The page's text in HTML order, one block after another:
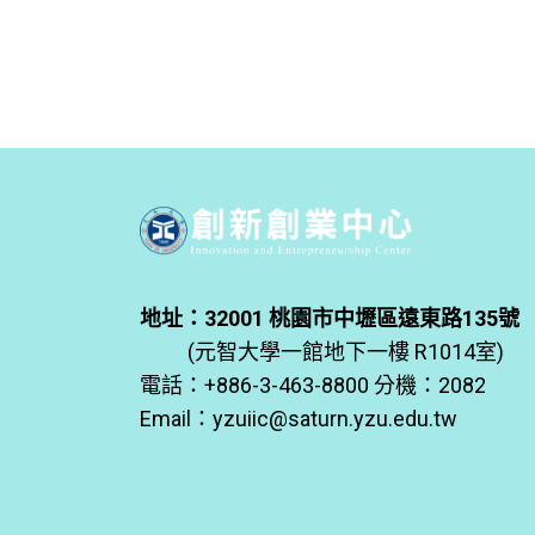
地址：32001 桃園市中壢區遠東路135號
(元智大學一館地下一樓 R1014室)
電話：+886-3-463-8800 分機：2082
Email： yzuiic@saturn.yzu.edu.tw